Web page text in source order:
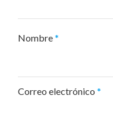
Nombre*
Correo electrónico *